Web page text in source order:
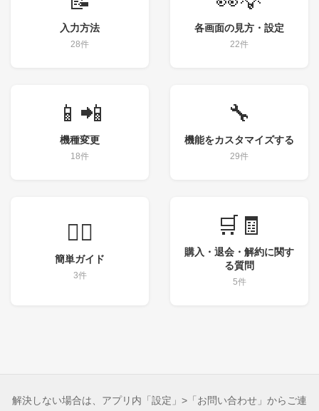
入力方法
28件
各画面の見方・設定
22件
📱📲
機種変更
18件
🔧
機能をカスタマイズする
29件
💁‍♀️
簡単ガイド
3件
🛒🧾
購入・退会・解約に関す
る質問
5件
解決しない場合は、アプリ内「設定」>「お問い合わせ」からご連